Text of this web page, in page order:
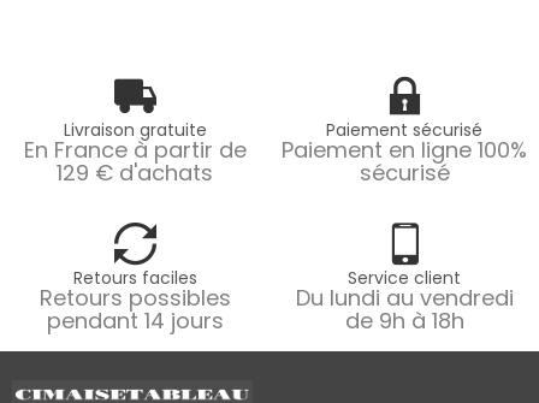
Livraison gratuite
En France à partir de
129 € d'achats
Paiement sécurisé
Paiement en ligne 100%
sécurisé
Retours faciles
Retours possibles
pendant 14 jours
Service client
Du lundi au vendredi
de 9h à 18h